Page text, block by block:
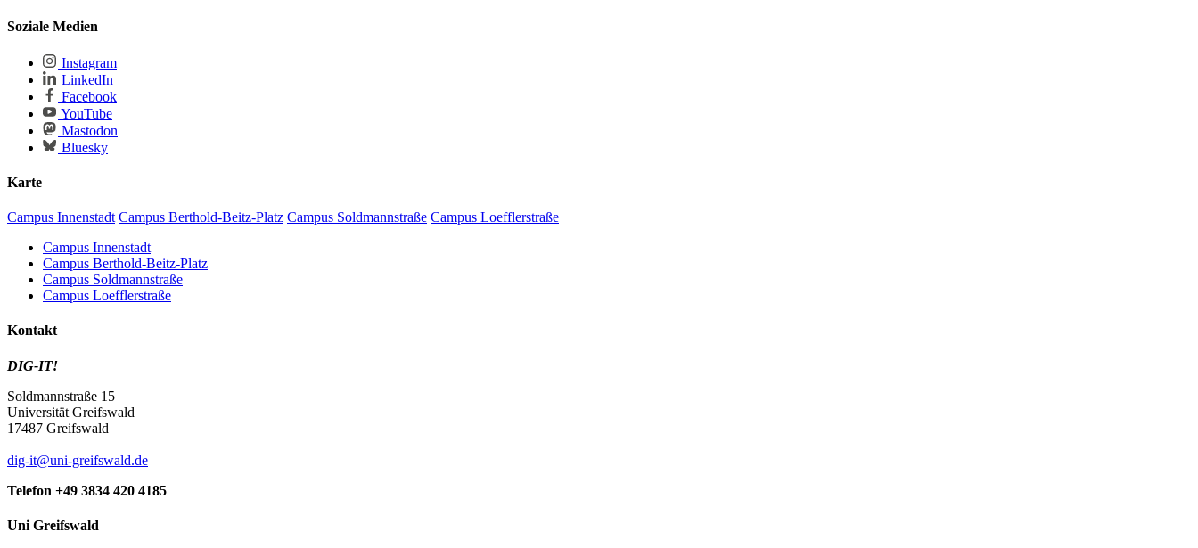
Soziale Medien
Instagram
LinkedIn
Facebook
YouTube
Mastodon
Bluesky
Karte
Campus Innenstadt Campus Berthold-Beitz-Platz Campus Soldmannstraße Campus Loefflerstraße
Campus Innenstadt
Campus Berthold-Beitz-Platz
Campus Soldmannstraße
Campus Loefflerstraße
Kontakt
DIG-IT!
Soldmannstraße 15
Universität Greifswald
17487 Greifswald
dig-it@uni-greifswald.de
Telefon +49 3834 420 4185
Uni Greifswald